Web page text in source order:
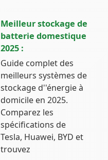
Meilleur stockage de
batterie domestique
2025 :
Guide complet des
meilleurs systèmes de
stockage d''énergie à
domicile en 2025.
Comparez les
spécifications de
Tesla, Huawei, BYD et
trouvez